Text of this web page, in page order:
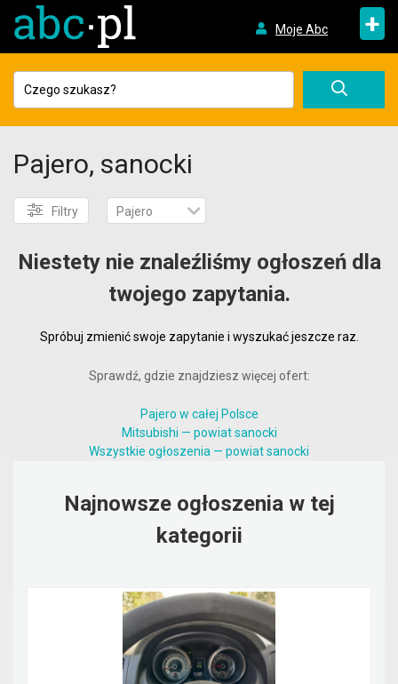
Moje Abc +
Pajero, sanocki
Filtry Pajero
Niestety nie znaleźliśmy ogłoszeń dla
twojego zapytania.
Spróbuj zmienić swoje zapytanie i wyszukać jeszcze raz.
Sprawdź, gdzie znajdziesz więcej ofert:
Pajero w całej Polsce
Mitsubishi — powiat sanocki
Wszystkie ogłoszenia — powiat sanocki
Najnowsze ogłoszenia w tej
kategorii